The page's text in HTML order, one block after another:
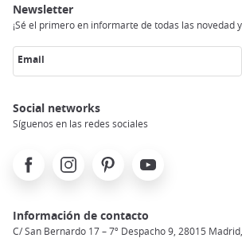
Newsletter
¡Sé el primero en informarte de todas las novedad
Email
Social networks
Síguenos en las redes sociales
FacebookInstagramPinterest Youtube
Información de contacto
C/ San Bernardo 17 – 7º Despacho 9, 28015